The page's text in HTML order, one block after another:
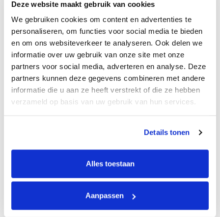
Deze website maakt gebruik van cookies
We gebruiken cookies om content en advertenties te
personaliseren, om functies voor social media te bieden
en om ons websiteverkeer te analyseren. Ook delen we
informatie over uw gebruik van onze site met onze
partners voor social media, adverteren en analyse. Deze
partners kunnen deze gegevens combineren met andere
informatie die u aan ze heeft verstrekt of die ze hebben
verzameld op basis van uw gebruik van hun services.
Details tonen
Alles toestaan
Aanpassen
Inzicht in toekomstige kosten
Een goede aankoopkeuring kijkt niet alleen
naar de huidige staat van de auto, maar ook
naar wat eraan zit te komen. Hierdoor krijg je
een realistischer beeld van de totale kosten
van de auto, niet alleen de aankoopprijs. Zo
kun je een betere afweging maken: is deze
auto echt een goede deal?
Zekerheid bij een snelle aankoop
De automarkt is snel. Goede auto’s zijn vaak
snel verkocht. Hierdoor voelen veel kopers
druk om snel te beslissen. Juist in die situatie
is een aankoopkeuring waardevol. In plaats